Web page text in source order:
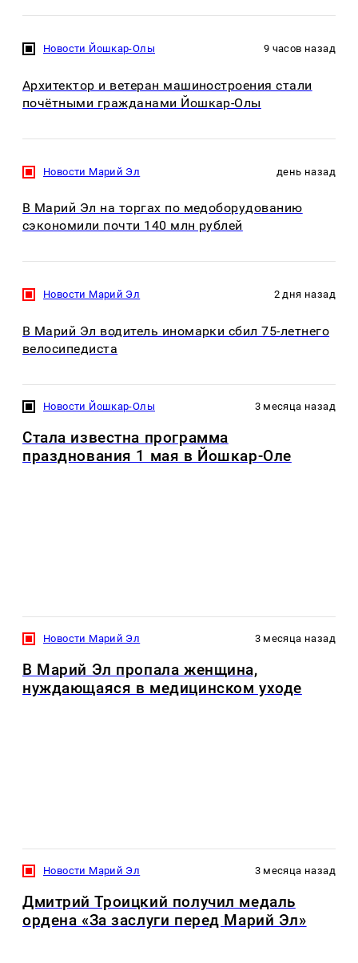
Новости Йошкар-Олы 9 часов назад
Архитектор и ветеран машиностроения стали
почётными гражданами Йошкар-Олы
Новости Марий Эл день назад
В Марий Эл на торгах по медоборудованию
сэкономили почти 140 млн рублей
Новости Марий Эл 2 дня назад
В Марий Эл водитель иномарки сбил 75-летнего
велосипедиста
Новости Йошкар-Олы 3 месяца назад
Стала известна программа
празднования 1 мая в Йошкар-Оле
Новости Марий Эл 3 месяца назад
В Марий Эл пропала женщина,
нуждающаяся в медицинском уходе
Новости Марий Эл 3 месяца назад
Дмитрий Троицкий получил медаль
ордена «За заслуги перед Марий Эл»